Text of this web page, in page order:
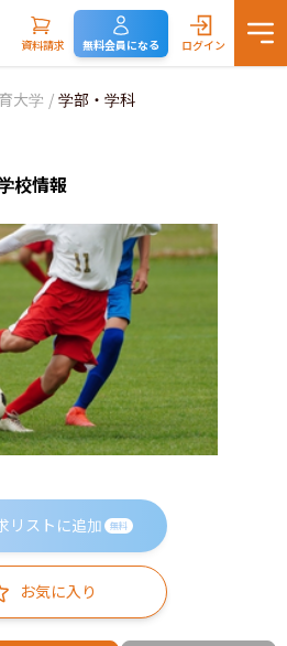
資料請求 無料会員になる ログイン
大学 / 学部・学科
校情報
リストに追加 無料
お気に入り